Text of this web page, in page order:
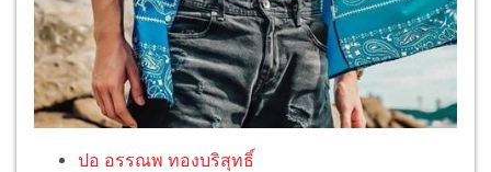
ปอ อรรณพ ทองบริสุทธิ์